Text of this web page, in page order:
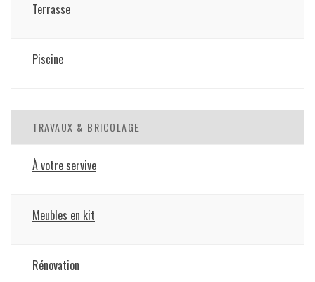
Terrasse
Piscine
TRAVAUX & BRICOLAGE
À votre servive
Meubles en kit
Rénovation